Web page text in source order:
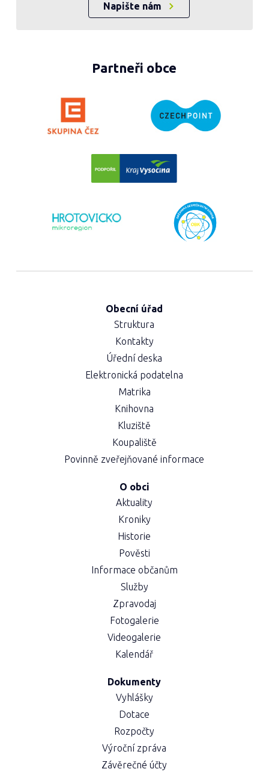
Napište nám
Partneři obce
Obecní úřad
Struktura
Kontakty
Úřední deska
Elektronická podatelna
Matrika
Knihovna
Kluziště
Koupaliště
Povinně zveřejňované informace
O obci
Aktuality
Kroniky
Historie
Pověsti
Informace občanům
Služby
Zpravodaj
Fotogalerie
Videogalerie
Kalendář
Dokumenty
Vyhlášky
Dotace
Rozpočty
Výroční zpráva
Závěrečné účty